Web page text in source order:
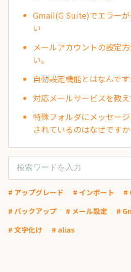
Gmail(G Suite)でエラー
い
メールアカウントの設定
い。
自動設定機能とはなんです
対応メールサービスを教え
特殊フォルダにメッセー
されているのはなぜですか
# アップグレード # インポート #
# バックアップ
# メール設定 #
# 文字化け
# alias